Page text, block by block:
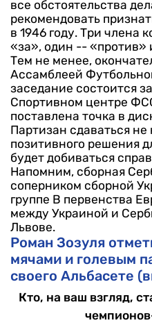
все обстоятельства
рекомендовать
в 1946 году. Три члена
«за», один -- «против»
Тем не менее,
Ассамблеей
заседание состоится
Спортивном центре
поставлена точка в
Партизан сдаваться
позитивного решения
будет добиваться
Напомним, сборная
соперником сборной
группе В первенства
между Украиной и
Львове.
Роман Зозуля
мячами и голевым
своего Альбасете
Кто, на ваш взгляд,